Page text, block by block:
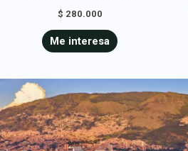
$ 280.000
Me interesa